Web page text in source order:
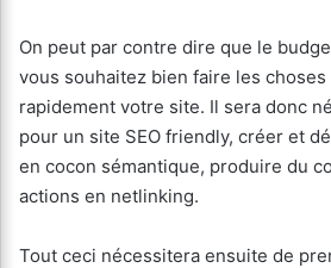
On peut par contre dire que le
vous souhaitez bien faire les
rapidement votre site. Il sera donc
pour un site SEO friendly, créer et
en cocon sémantique, produire du
actions en netlinking.
Tout ceci nécessitera ensuite de